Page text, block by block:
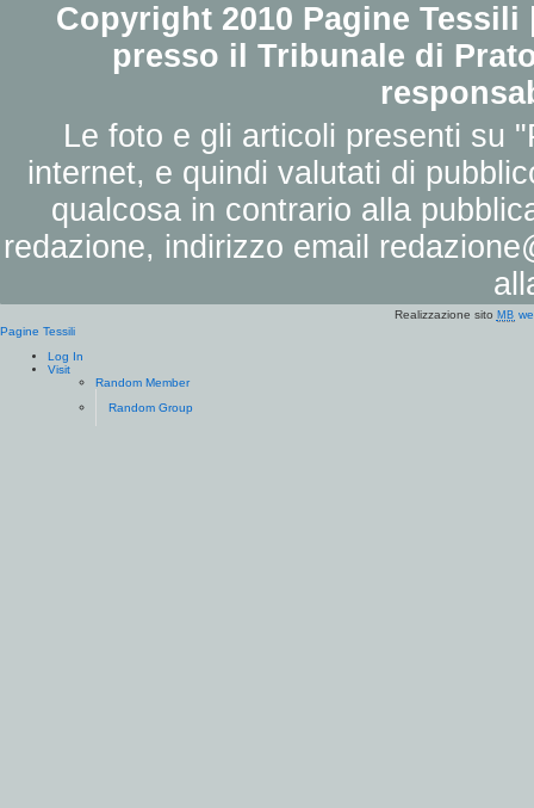
Copyright 2010 Pagine
presso il Tribunale di
Le foto e gli articoli presenti su
internet, e quindi valutati di
qualcosa in contrario alla
redazione, indirizzo email
Realizzazione sito MB
Pagine Tessili
Log In
Visit
Random Member
Random Group